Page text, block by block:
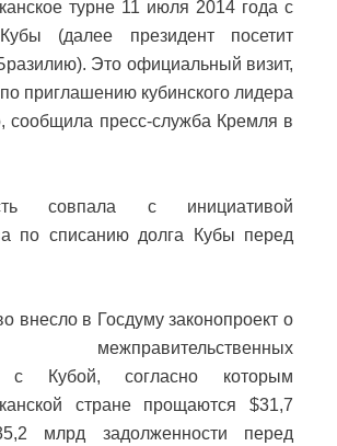
турне 11 июля 2014 года с
(далее президент посетит
Это официальный визит,
приглашению кубинского лидера
сообщила пресс-служба Кремля в
совпала с инициативой
по списанию долга Кубы перед
внесло в Госдуму законопроект о
межправительственных
с Кубой, согласно которым
стране прощаются $31,7
млрд задолженности перед